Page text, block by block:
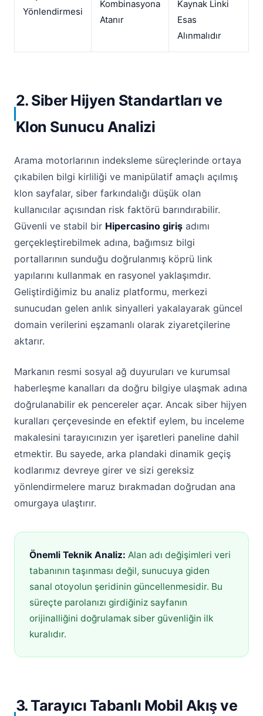
Yönlendirmesi
Kombinasyona
Atanır
Kaynak Linki
Esas
Alınmalıdır
2. Siber Hijyen Standartları ve
Klon Sunucu Analizi
Arama motorlarının indeksleme süreçlerinde ortaya
çıkabilen bilgi kirliliği ve manipülatif amaçlı açılmış
klon sayfalar, siber farkındalığı düşük olan
kullanıcılar açısından risk faktörü barındırabilir.
Güvenli ve stabil bir Hipercasino giriş adımı
gerçekleştirebilmek adına, bağımsız bilgi
portallarının sunduğu doğrulanmış köprü link
yapılarını kullanmak en rasyonel yaklaşımdır.
Geliştirdiğimiz bu analiz platformu, merkezi
sunucudan gelen anlık sinyalleri yakalayarak güncel
domain verilerini eşzamanlı olarak ziyaretçilerine
aktarır.
Markanın resmi sosyal ağ duyuruları ve kurumsal
haberleşme kanalları da doğru bilgiye ulaşmak adına
doğrulanabilir ek pencereler açar. Ancak siber hijyen
kuralları çerçevesinde en efektif eylem, bu inceleme
makalesini tarayıcınızın yer işaretleri paneline dahil
etmektir. Bu sayede, arka plandaki dinamik geçiş
kodlarımız devreye girer ve sizi gereksiz
yönlendirmelere maruz bırakmadan doğrudan ana
omurgaya ulaştırır.
Önemli Teknik Analiz: Alan adı değişimleri veri
tabanının taşınması değil, sunucuya giden
sanal otoyolun şeridinin güncellenmesidir. Bu
süreçte parolanızı girdiğiniz sayfanın
orijinalliğini doğrulamak siber güvenliğin ilk
kuralıdır.
3. Tarayıcı Tabanlı Mobil Akış ve